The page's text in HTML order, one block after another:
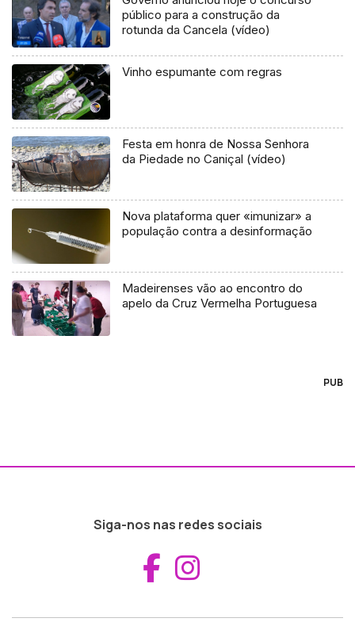
público para a construção da
rotunda da Cancela (vídeo)
Vinho espumante com regras
Festa em honra de Nossa Senhora
da Piedade no Caniçal (vídeo)
Nova plataforma quer «imunizar» a
população contra a desinformação
Madeirenses vão ao encontro do
apelo da Cruz Vermelha Portuguesa
PUB
Siga-nos nas redes sociais
Aceder ao